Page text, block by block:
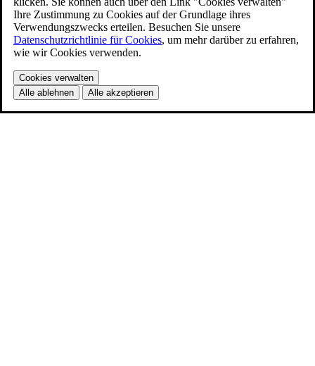
Ihre Zustimmung zu Cookies auf der Grundlage ihres
Verwendungszwecks erteilen. Besuchen Sie unsere
Datenschutzrichtlinie für Cookies, um mehr darüber zu erfahren,
wie wir Cookies verwenden.
Cookies verwalten
Alle ablehnen
Alle akzeptieren